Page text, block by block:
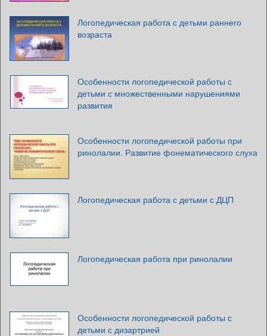
Логопедическая работа с детьми раннего
возраста
Особенности логопедической работы с
детьми с множественными нарушениями
развития
Особенности логопедической работы при
ринолалии. Развитие фонематического слуха
Логопедическая работа с детьми с ДЦП
Логопедическая работа при ринолалии
Особенности логопедической работы с
детьми с дизартрией